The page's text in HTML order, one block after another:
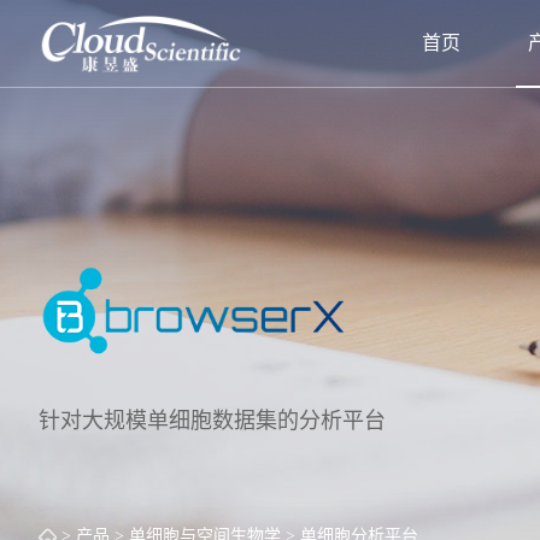
首页
针对大规模单细胞数据集的分析平台
> 产品 > 单细胞与空间生物学 > 单细胞分析平台